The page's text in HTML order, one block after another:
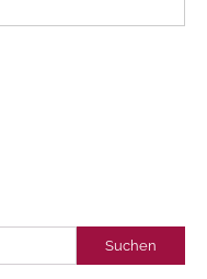
Suchen